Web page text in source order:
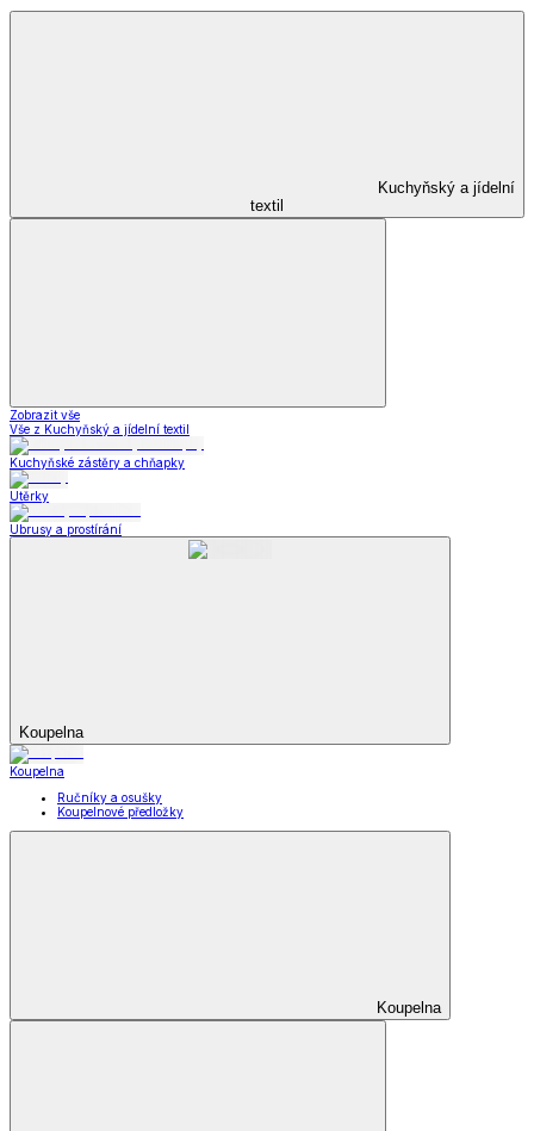
Kuchyňský a jídelní
textil
Zobrazit vše
Vše z Kuchyňský a jídelní textil
Kuchyňské zástěry a chňapky
Utěrky
Ubrusy a prostírání
Koupelna
Koupelna
Ručníky a osušky
Koupelnové předložky
Koupelna